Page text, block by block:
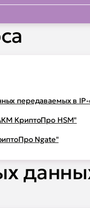
передаваемых в IP-
КриптоПро HSM"
Ngate"